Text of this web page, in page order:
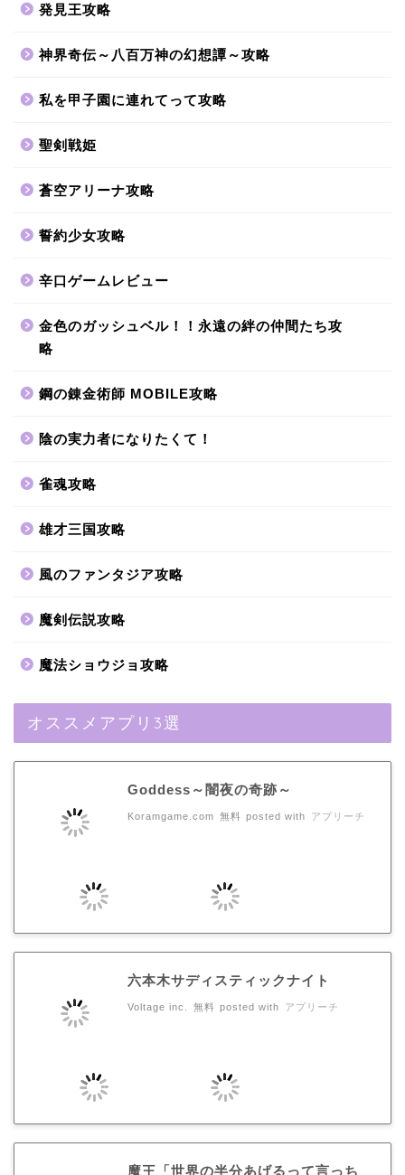
発見王攻略
神界奇伝～八百万神の幻想譚～攻略
私を甲子園に連れてって攻略
聖剣戦姫
蒼空アリーナ攻略
誓約少女攻略
辛口ゲームレビュー
金色のガッシュベル！！永遠の絆の仲間たち攻
略
鋼の錬金術師 MOBILE攻略
陰の実力者になりたくて！
雀魂攻略
雄才三国攻略
風のファンタジア攻略
魔剣伝説攻略
魔法ショウジョ攻略
オススメアプリ3選
Goddess～闇夜の奇跡～
Koramgame.com 無料 posted with アプリーチ
六本木サディスティックナイト
Voltage inc. 無料 posted with アプリーチ
魔王「世界の半分あげるって言っち